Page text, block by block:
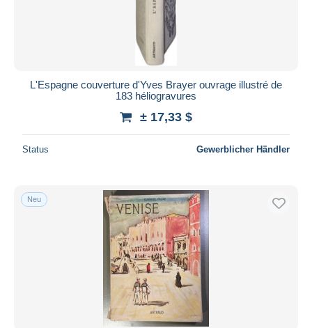
L'Espagne couverture d'Yves Brayer ouvrage illustré de
183 héliogravures
± 17,33 $
Status Gewerblicher Händler
Neu